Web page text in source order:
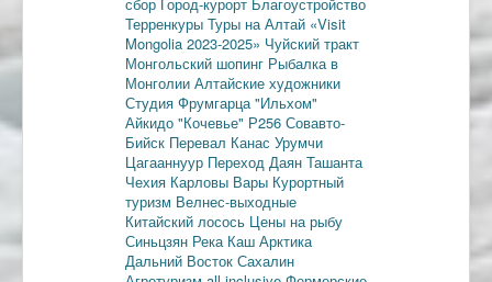
Терренкуры Туры на Алтай «Visit
Mongolia 2023-2025» Чуйский тракт
Монгольский шопинг Рыбалка в
Монголии Алтайские художники
Студия Фрумгарца"Ильхом"
Айкидо "Кочевье" Р256 Совавто-
Бийск Перевал Канас Урумчи
Цагааннуур Переход Даян Ташанта
Чехия Карловы Вары Курортный
туризм Велнес-выходные
Китайский лосось Цены на рыбу
Синьцзян Река Каш Арктика
Дальний Восток Сахалин